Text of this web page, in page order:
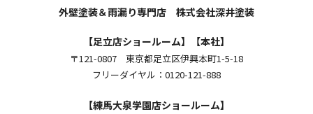
外壁塗装＆雨漏り専門店 株式会社深井塗装
【足立店ショールーム】【本社】
〒121-0807 東京都足立区伊興本町1-5-18
フリーダイヤル：0120-121-888
【練馬大泉学園店ショールーム】